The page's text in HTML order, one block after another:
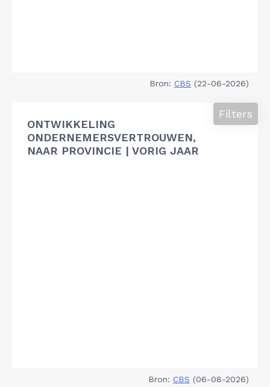
Bron: CBS (22-06-2026)
ONTWIKKELING
ONDERNEMERSVERTROUWEN,
NAAR PROVINCIE | VORIG JAAR
Filters
Bron: CBS (06-08-2026)